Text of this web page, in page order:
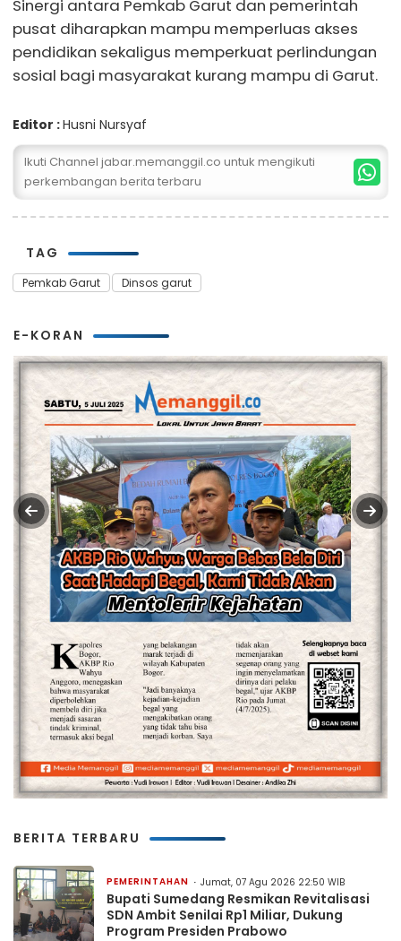
Sinergi antara Pemkab Garut dan pemerintah
pusat diharapkan mampu memperluas akses
pendidikan sekaligus memperkuat perlindungan
sosial bagi masyarakat kurang mampu di Garut.
Editor :Husni Nursyaf
Ikuti Channel jabar.memanggil.co untuk mengikuti
perkembangan berita terbaru
TAG
Pemkab Garut Dinsos garut
E-KORAN
BERITA TERBARU
PEMERINTAHAN Jumat, 07 Agu 2026 22:50 WIB
Bupati Sumedang Resmikan Revitalisasi
SDN Ambit Senilai Rp1 Miliar, Dukung
Program Presiden Prabowo